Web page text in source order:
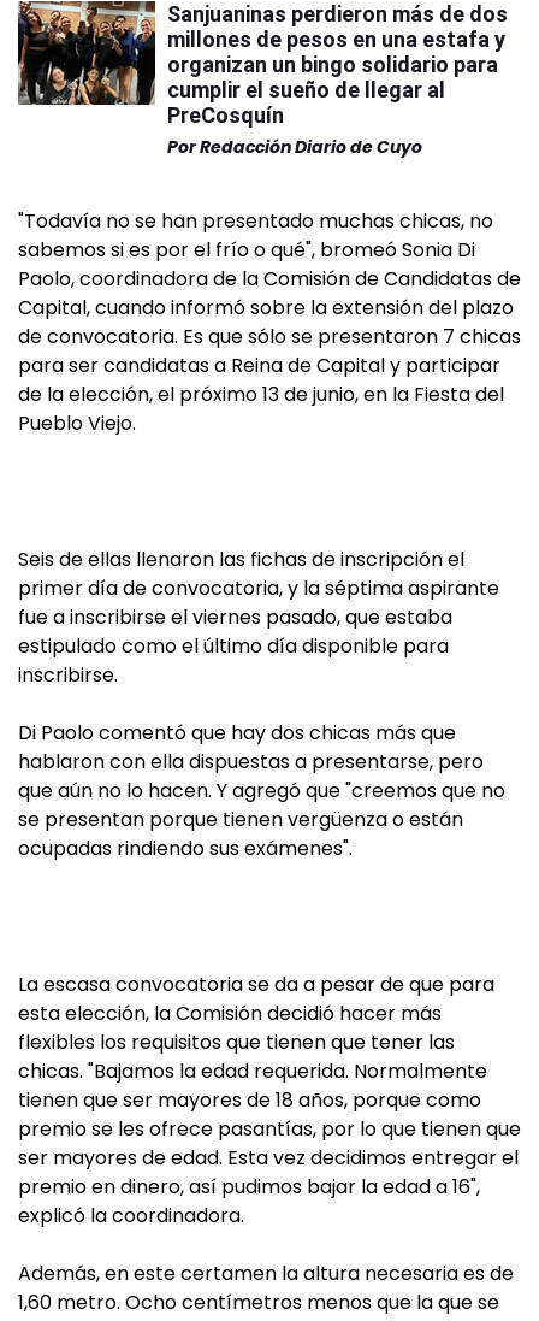
Sanjuaninas perdieron más de dos
millones de pesos en una estafa y
organizan un bingo solidario para
cumplir el sueño de llegar al
PreCosquín
PorRedacción Diario de Cuyo
"Todavía no se han presentado muchas chicas, no
sabemos si es por el frío o qué", bromeó Sonia Di
Paolo, coordinadora de la Comisión de Candidatas de
Capital, cuando informó sobre la extensión del plazo
de convocatoria. Es que sólo se presentaron 7 chicas
para ser candidatas a Reina de Capital y participar
de la elección, el próximo 13 de junio, en la Fiesta del
Pueblo Viejo.
Seis de ellas llenaron las fichas de inscripción el
primer día de convocatoria, y la séptima aspirante
fue a inscribirse el viernes pasado, que estaba
estipulado como el último día disponible para
inscribirse.
Di Paolo comentó que hay dos chicas más que
hablaron con ella dispuestas a presentarse, pero
que aún no lo hacen. Y agregó que "creemos que no
se presentan porque tienen vergüenza o están
ocupadas rindiendo sus exámenes".
La escasa convocatoria se da a pesar de que para
esta elección, la Comisión decidió hacer más
flexibles los requisitos que tienen que tener las
chicas. "Bajamos la edad requerida. Normalmente
tienen que ser mayores de 18 años, porque como
premio se les ofrece pasantías, por lo que tienen que
ser mayores de edad. Esta vez decidimos entregar el
premio en dinero, así pudimos bajar la edad a 16",
explicó la coordinadora.
Además, en este certamen la altura necesaria es de
1,60 metro. Ocho centímetros menos que la que se